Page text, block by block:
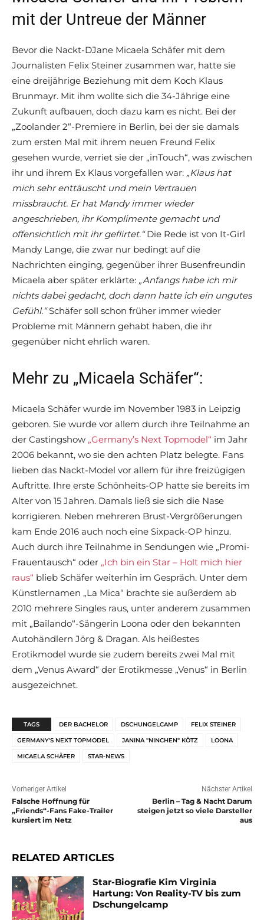
mit der Untreue der Männer
Bevor die Nackt-DJane Micaela Schäfer mit dem
Journalisten Felix Steiner zusammen war, hatte sie
eine dreijährige Beziehung mit dem Koch Klaus
Brunmayr. Mit ihm wollte sich die 34-Jährige eine
Zukunft aufbauen, doch dazu kam es nicht. Bei der
„Zoolander 2“-Premiere in Berlin, bei der sie damals
zum ersten Mal mit ihrem neuen Freund Felix
gesehen wurde, verriet sie der „inTouch“, was zwischen
ihr und ihrem Ex Klaus vorgefallen war: „Klaus hat
mich sehr enttäuscht und mein Vertrauen
missbraucht. Er hat Mandy immer wieder
angeschrieben, ihr Komplimente gemacht und
offensichtlich mit ihr geflirtet.“Die Rede ist von It-Girl
Mandy Lange, die zwar nur bedingt auf die
Nachrichten einging, gegenüber ihrer Busenfreundin
Micaela aber später erklärte: „Anfangs habe ich mir
nichts dabei gedacht, doch dann hatte ich ein ungutes
Gefühl.“Schäfer soll schon früher immer wieder
Probleme mit Männern gehabt haben, die ihr
gegenüber nicht ehrlich waren.
Mehr zu „Micaela Schäfer“:
Micaela Schäfer wurde im November 1983 in Leipzig
geboren. Sie wurde vor allem durch ihre Teilnahme an
der Castingshow „Germany’s Next Topmodel“ im Jahr
2006 bekannt, wo sie den achten Platz belegte. Fans
lieben das Nackt-Model vor allem für ihre freizügigen
Auftritte. Ihre erste Schönheits-OP hatte sie bereits im
Alter von 15 Jahren. Damals ließ sie sich die Nase
korrigieren. Neben mehreren Brust-Vergrößerungen
kam Ende 2016 auch noch eine Sixpack-OP hinzu.
Auch durch ihre Teilnahme in Sendungen wie „Promi-
Frauentausch“ oder „Ich bin ein Star – Holt mich hier
raus“ blieb Schäfer weiterhin im Gespräch. Unter dem
Künstlernamen „La Mica“ brachte sie außerdem ab
2010 mehrere Singles raus, unter anderem zusammen
mit „Bailando“-Sängerin Loona oder den bekannten
Autohändlern Jörg & Dragan. Als heißestes
Erotikmodel wurde sie zudem bereits zwei Mal mit
dem „Venus Award“ der Erotikmesse „Venus“ in Berlin
ausgezeichnet.
TAGS DER BACHELOR DSCHUNGELCAMP FELIX STEINER
GERMANY'S NEXT TOPMODEL JANINA "NINCHEN" KÖTZ LOONA
MICAELA SCHÄFER STAR-NEWS
Vorheriger Artikel
Falsche Hoffnung für
„Friends“-Fans Fake-Trailer
kursiert im Netz
Nächster Artikel
Berlin – Tag & Nacht Darum
steigen jetzt so viele Darsteller
aus
RELATED ARTICLES
Star-Biografie Kim Virginia
Hartung: Von Reality-TV bis zum
Dschungelcamp